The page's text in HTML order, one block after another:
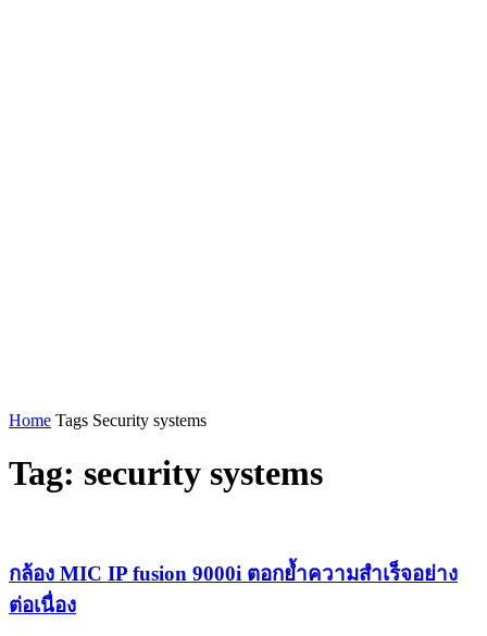
Home Tags Security systems
Tag: security systems
กล้อง MIC IP fusion 9000i ตอกย้ำความสำเร็จอย่าง
ต่อเนื่อง